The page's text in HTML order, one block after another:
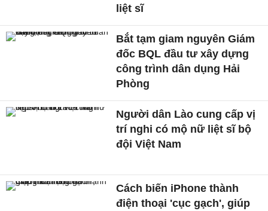
liệt sĩ
Bắt tạm giam nguyên Giám
đốc BQL đầu tư xây dựng
công trình dân dụng Hải
Phòng
Người dân Lào cung cấp vị
trí nghi có mộ nữ liệt sĩ bộ
đội Việt Nam
Cách biến iPhone thành
điện thoại 'cục gạch', giúp